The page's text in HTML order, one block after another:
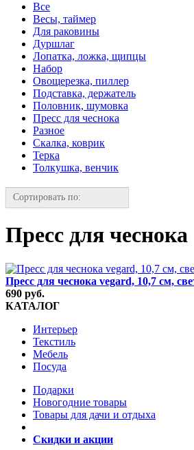
Все
Весы, таймер
Для раковины
Дуршлаг
Лопатка, ложка, щипцы
Набор
Овощерезка, пиллер
Подставка, держатель
Половник, шумовка
Пресс для чеснока
Разное
Скалка, коврик
Терка
Толкушка, венчик
Сортировать по:
Пресс для чеснока
Пресс для чеснока vegard, 10,7 см,
690 руб.
КАТАЛОГ
Интерьер
Текстиль
Мебель
Посуда
Подарки
Новогодние товары
Товары для дачи и отдыха
Скидки и акции